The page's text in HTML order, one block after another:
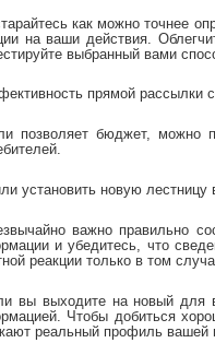
как можно точнее
на ваши действия.
выбранный вами
прямой рассылки
позволяет бюджет, можно
установить новую лестницу
важно правильно
и убедитесь, что
реакции только в том
вы выходите на новый для
Чтобы добиться
реальный профиль вашей